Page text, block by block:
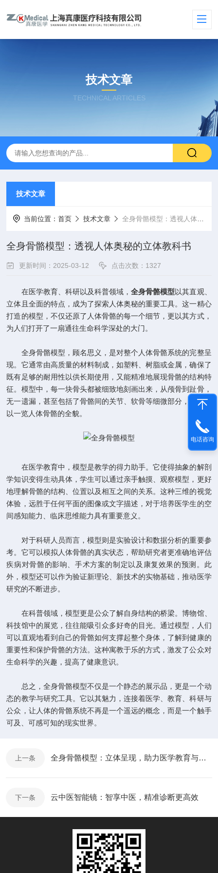
技术文章
TECHNICAL ARTICLES
技术文章
当前位置：首页 技术文章 全身骨骼模型：透视人体奥秘的立体教科书
全身骨骼模型：透视人体奥秘的立体教科书
更新时间：2025-03-12 点击次数：1327
在医学教育、科研以及科普领域，全身骨骼模型以其直观、
立体且全面的特点，成为了探索人体奥秘的重要工具。这一精心
打造的模型，不仅还原了人体骨骼的每一个细节，更以其方式，
为人们打开了一扇通往生命科学深处的大门。
全身骨骼模型，顾名思义，是对整个人体骨骼系统的完整呈
现。它通常由高质量的材料制成，如塑料、树脂或金属，确保了
既有足够的耐用性以供长期使用，又能精准地展现骨骼的结构特
征。模型中，每一块骨头都被细致地刻画出来，从颅骨到趾骨，
无一遗漏，甚至包括了骨骼间的关节、软骨等细微部分，让人得
以一览人体骨骼的全貌。
在医学教育中，模型是教学的得力助手。它使得抽象的解剖
学知识变得生动具体，学生可以通过亲手触摸、观察模型，更好
地理解骨骼的结构、位置以及相互之间的关系。这种三维的视觉
体验，远胜于任何平面的图像或文字描述，对于培养医学生的空
间感知能力、临床思维能力具有重要意义。
对于科研人员而言，模型则是实验设计和数据分析的重要参
考。它可以模拟人体骨骼的真实状态，帮助研究者更准确地评估
疾病对骨骼的影响、手术方案的制定以及康复效果的预测。此
外，模型还可以作为验证新理论、新技术的实物基础，推动医学
研究的不断进步。
在科普领域，模型更是公众了解自身结构的桥梁。博物馆、
科技馆中的展览，往往能吸引众多好奇的目光。通过模型，人们
可以直观地看到自己的骨骼如何支撑起整个身体，了解到健康的
重要性和保护骨骼的方法。这种寓教于乐的方式，激发了公众对
生命科学的兴趣，提高了健康意识。
总之，全身骨骼模型不仅是一个静态的展示品，更是一个动
态的教学与研究工具。它以其魅力，连接着医学、教育、科研与
公众，让人体的骨骼系统不再是一个遥远的概念，而是一个触手
可及、可感可知的现实世界。
上一条 全身骨骼模型：立体呈现，助力医学教育与研究
下一条 云中医智能镜：智享中医，精准诊断更高效
电话咨询